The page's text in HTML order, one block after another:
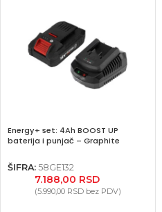
Energy+ set: 4Ah BOOST UP
baterija i punjač – Graphite
ŠIFRA: 58GE132
7.188,00 RSD
(5.990,00 RSDbez PDV)